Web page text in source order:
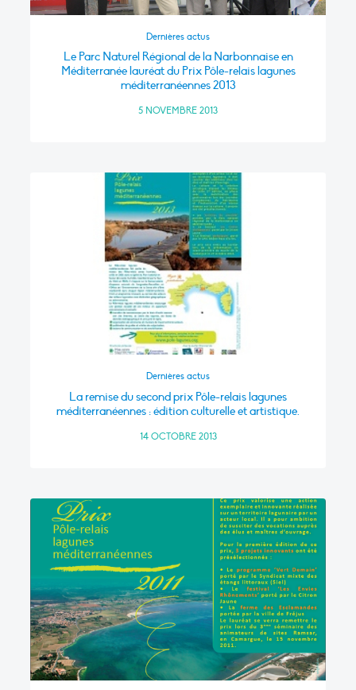
Dernières actus
Le Parc Naturel Régional de la Narbonnaise en
Méditerranée lauréat du Prix Pôle-relais lagunes
méditerranéennes 2013
5 NOVEMBRE 2013
Dernières actus
La remise du second prix Pôle-relais lagunes
méditerranéennes : édition culturelle et artistique.
14 OCTOBRE 2013